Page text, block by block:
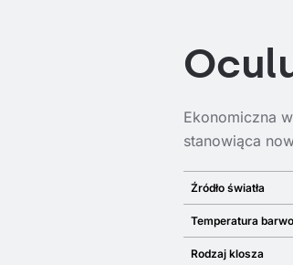
Ekonomiczna
stanowiąca
Źródło światła
Temperatura
Rodzaj klosza